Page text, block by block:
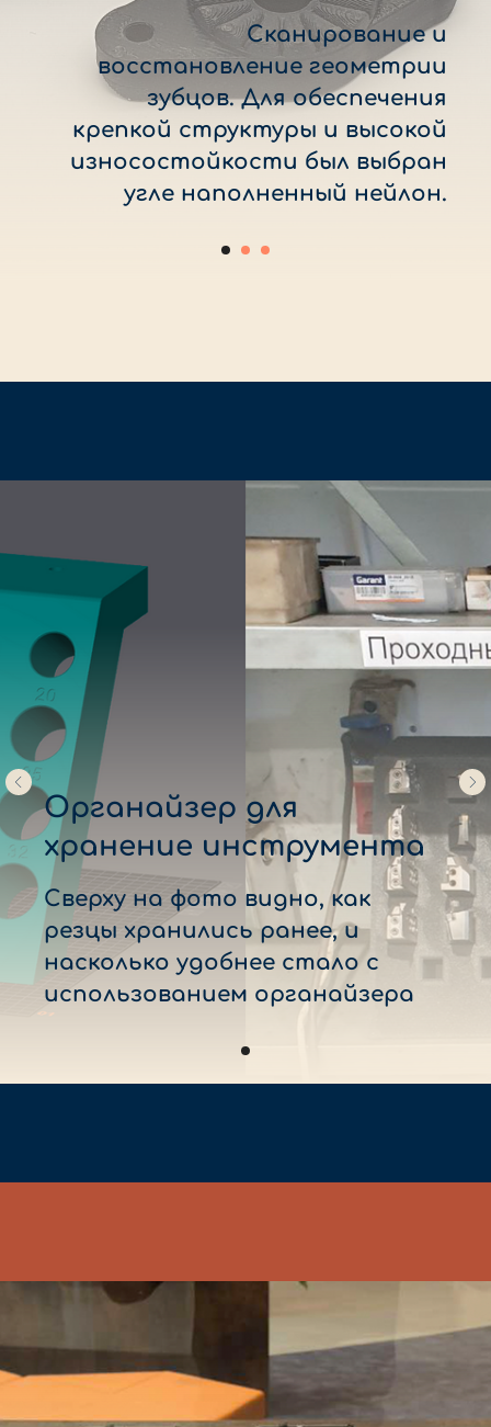
Сканирование и
восстановление геометрии
зубцов. Для обеспечения
крепкой структуры и высокой
износостойкости был выбран
угле наполненный нейлон.
Органайзер для
хранение инструмента
Сверху на фото видно, как
резцы хранились ранее, и
насколько удобнее стало с
использованием органайзера